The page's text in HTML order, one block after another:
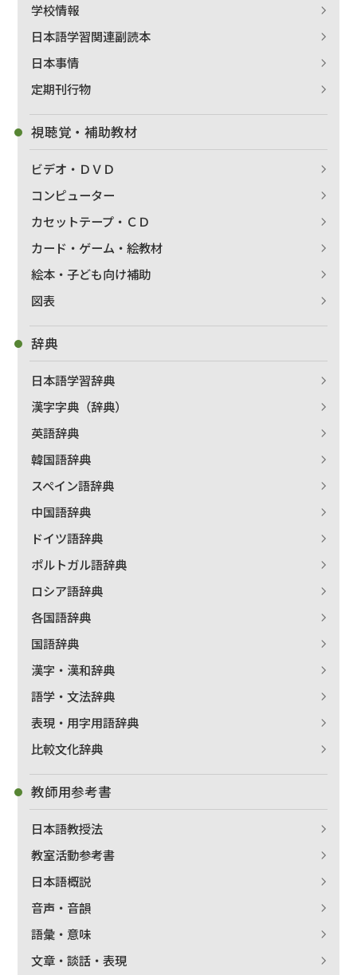
学校情報
日本語学習関連副読本
日本事情
定期刊行物
視聴覚・補助教材
ビデオ・ＤＶＤ
コンピューター
カセットテープ・ＣＤ
カード・ゲーム・絵教材
絵本・子ども向け補助
図表
辞典
日本語学習辞典
漢字字典（辞典）
英語辞典
韓国語辞典
スペイン語辞典
中国語辞典
ドイツ語辞典
ポルトガル語辞典
ロシア語辞典
各国語辞典
国語辞典
漢字・漢和辞典
語学・文法辞典
表現・用字用語辞典
比較文化辞典
教師用参考書
日本語教授法
教室活動参考書
日本語概説
音声・音韻
語彙・意味
文章・談話・表現